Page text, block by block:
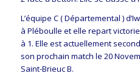
L’équipe C ( Départemental )
à Pléboulle et elle repart
à 1. Elle est actuellement
son prochain match le 20
Saint-Brieuc B.